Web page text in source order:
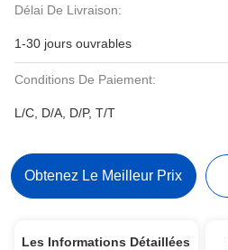
Délai De Livraison:
1-30 jours ouvrables
Conditions De Paiement:
L/C, D/A, D/P, T/T
Obtenez Le Meilleur Prix
Les Informations Détaillées